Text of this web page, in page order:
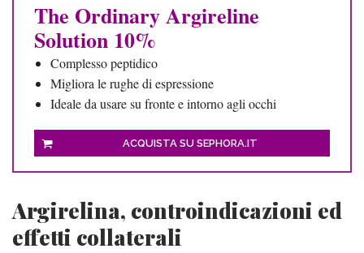
The Ordinary Argireline
Solution 10%
Complesso peptidico
Migliora le rughe di espressione
Ideale da usare su fronte e intorno agli occhi
ACQUISTA SU SEPHORA.IT
Argirelina, controindicazioni ed
effetti collaterali